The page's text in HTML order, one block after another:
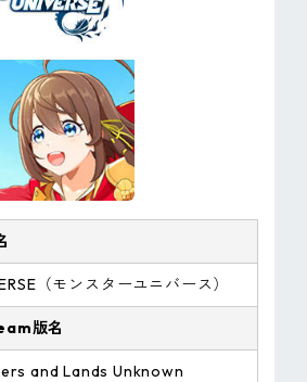
（モンスターユニバース）
版名
and Lands Unknown